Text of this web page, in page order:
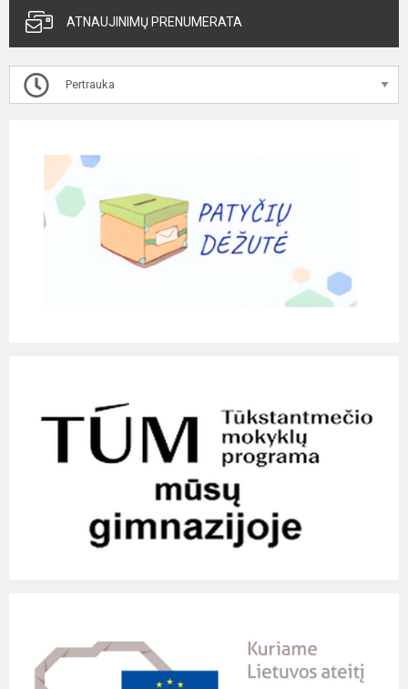
ATNAUJINIMŲ PRENUMERATA
Pertrauka